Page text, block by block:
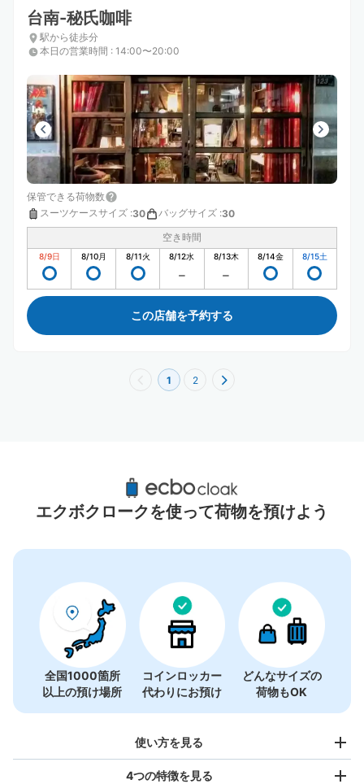
台南-秘氏咖啡
駅から徒歩分
本日の営業時間 : 14:00〜20:00
保管できる荷物数
スーツケースサイズ :30 バッグサイズ :30
空き時間
8/9日 8/10月 8/11火 8/12水 8/13木 8/14金 8/15土
この店舗を予約する
1 2
澎湖県周辺のおすすめコインロッカー
0件
エクボクロークを使って荷物を預けよう
全国1000箇所
以上の預け場所
コインロッカー
代わりにお預け
どんなサイズの
荷物もOK
使い方を見る
4つの特徴を見る